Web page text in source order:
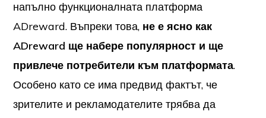
напълно функционалната платформа
ADreward. Въпреки това, не е ясно как
ADreward ще набере популярност и ще
привлече потребители към платформата.
Особено като се има предвид фактът, че
зрителите и рекламодателите трябва да